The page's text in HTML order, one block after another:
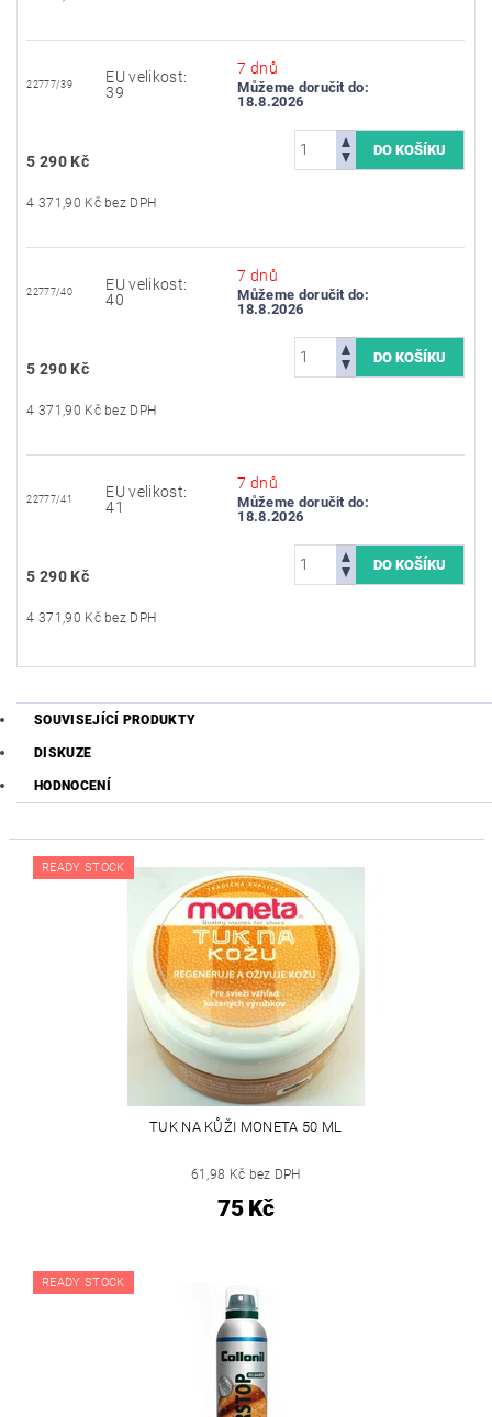
22777/39
EU velikost:
39
7 dnů
Můžeme doručit do:
18.8.2026
5 290 Kč
4 371,90 Kč bez DPH
22777/40
EU velikost:
40
7 dnů
Můžeme doručit do:
18.8.2026
5 290 Kč
4 371,90 Kč bez DPH
22777/41
EU velikost:
41
7 dnů
Můžeme doručit do:
18.8.2026
5 290 Kč
4 371,90 Kč bez DPH
SOUVISEJÍCÍ PRODUKTY
DISKUZE
HODNOCENÍ
READY STOCK
TUK NA KŮŽI MONETA 50 ML
61,98 Kč bez DPH
75 Kč
READY STOCK